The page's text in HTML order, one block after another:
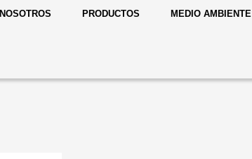
NOSOTROS PRODUCTOS MEDIO AMBIENTE